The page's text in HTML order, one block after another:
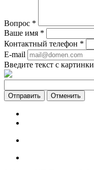
Вопрос *
Ваше имя *
Контактный телефон *
E-mail
Введите текст с картинки
Отменить